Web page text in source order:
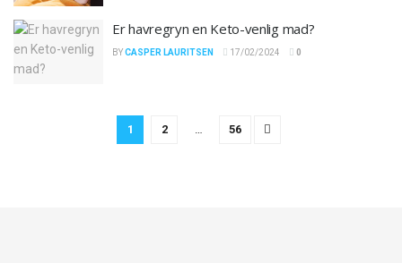
Er havregryn en Keto-venlig mad?
BYCASPER LAURITSEN 17/02/2024 0
1 2 56